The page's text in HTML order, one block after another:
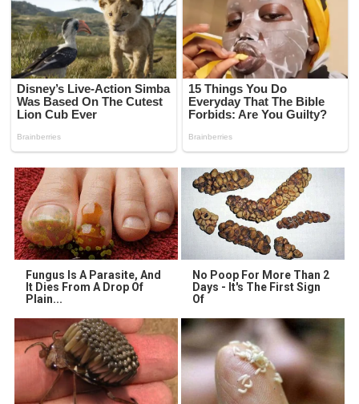
Fungus Is A Parasite, And
It Dies From A Drop Of
Plain...
No Poop For More Than 2
Days - It's The First Sign
Of